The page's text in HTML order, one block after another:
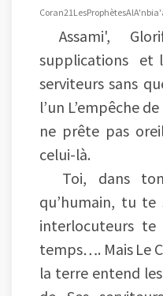
Coran 21 Les Prophètes Al
Assami',
supplications et
serviteurs sans
l’un L’empêche
ne prête pas
celui-là.
Toi, dans
qu’humain, tu te
interlocuteurs te
temps…. Mais Le
la terre entend